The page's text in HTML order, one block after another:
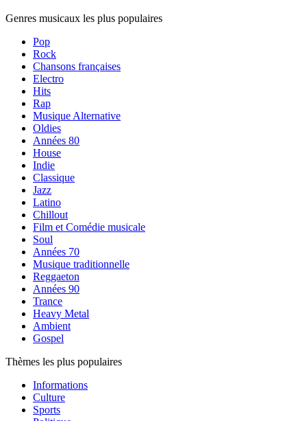
Genres musicaux les plus populaires
Pop
Rock
Chansons françaises
Electro
Hits
Rap
Musique Alternative
Oldies
Années 80
House
Indie
Classique
Jazz
Latino
Chillout
Film et Comédie musicale
Soul
Années 70
Musique traditionnelle
Reggaeton
Années 90
Trance
Heavy Metal
Ambient
Gospel
Thèmes les plus populaires
Informations
Culture
Sports